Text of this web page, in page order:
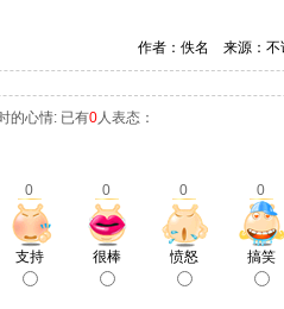
作者：佚名 来源：
的心情: 已有0人表态：
0 0 0 0
支持 很棒 愤怒 搞笑